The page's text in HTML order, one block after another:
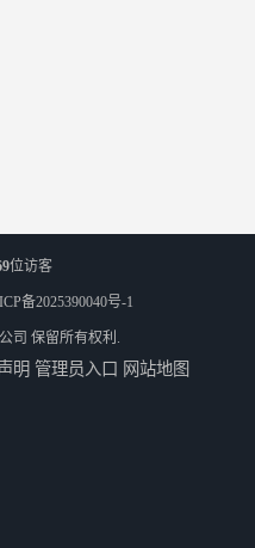
位访客
备2025390040号-1
司 保留所有权利.
明 管理员入口 网站地图